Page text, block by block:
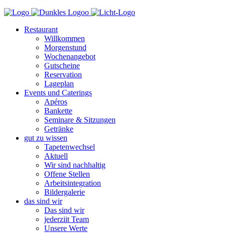
Restaurant
Willkommen
Morgenstund
Wochenangebot
Gutscheine
Reservation
Lageplan
Events und Caterings
Apéros
Bankette
Seminare & Sitzungen
Getränke
gut zu wissen
Tapetenwechsel
Aktuell
Wir sind nachhaltig
Offene Stellen
Arbeitsintegration
Bildergalerie
das sind wir
Das sind wir
jederziit Team
Unsere Werte